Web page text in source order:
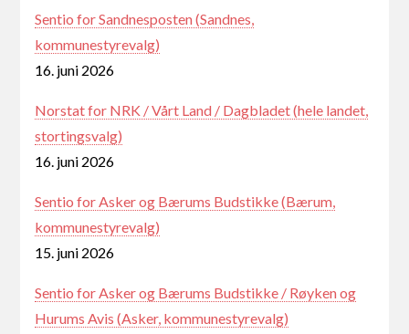
Sentio for Sandnesposten (Sandnes,
kommunestyrevalg)
16. juni 2026
Norstat for NRK / Vårt Land / Dagbladet (hele landet,
stortingsvalg)
16. juni 2026
Sentio for Asker og Bærums Budstikke (Bærum,
kommunestyrevalg)
15. juni 2026
Sentio for Asker og Bærums Budstikke / Røyken og
Hurums Avis (Asker, kommunestyrevalg)